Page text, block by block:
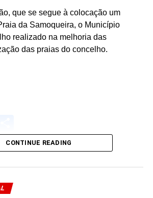
que se segue à colocação um
da Samoqueira, o Município
realizado na melhoria das
das praias do concelho.
CONTINUE READING